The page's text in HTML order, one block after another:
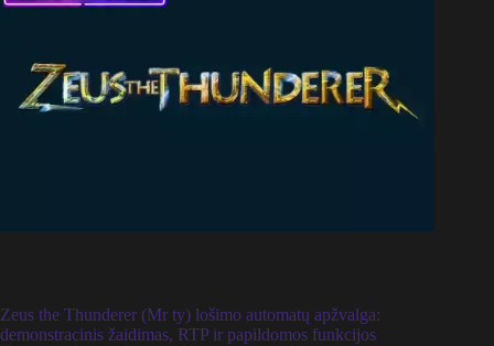
Zeus the Thunderer (Mr ty) lošimo automatų apžvalga:
demonstracinis žaidimas, RTP ir papildomos funkcijos